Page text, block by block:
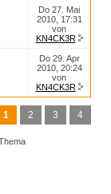
Do 27. Mai
2010, 17:31
von
KN4CK3R
Do 29. Apr
2010, 20:24
von
KN4CK3R
1 2 3 4